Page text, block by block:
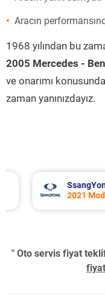
Aracın
1968 yılından bu
2005 Mercedes -
ve onarımı
zaman yanınızdayız.
SsangYong
2021 Model
" Oto servis fiyat